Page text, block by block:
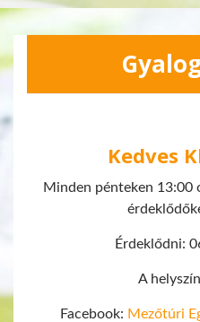
Kedves
Minden pénteken 13:00
Érdeklődni:
A
Facebook: Mezőtúri